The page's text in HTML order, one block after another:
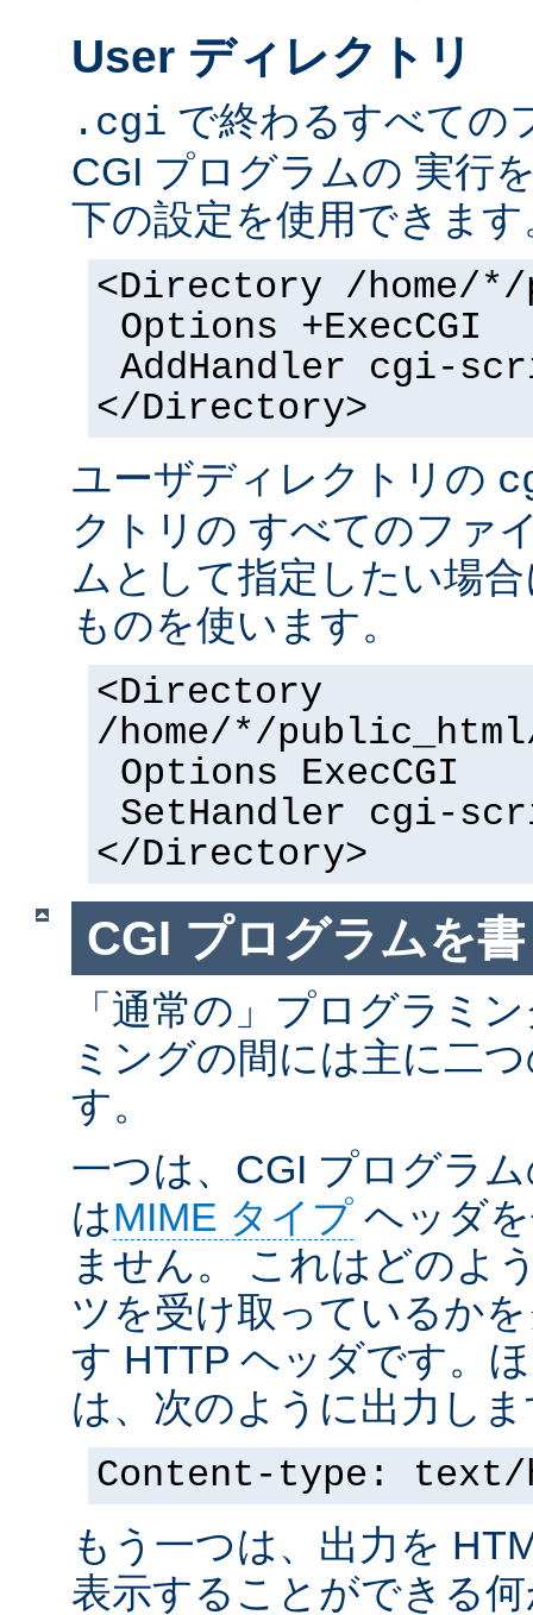
User ディレクトリ
.cgi で終わるすべての
CGI プログラムの 実行
下の設定を使用できます
<Directory /home/
Options +ExecCGI
AddHandler cgi-
</Directory>
ユーザディレクトリの
クトリの すべてのファ
ムとして指定したい場
ものを使います。
<Directory
/home/*/
Options ExecCGI
SetHandler cgi-
</Directory>
CGI プログラムを
「通常の」プログラミ
ミングの間には主に二
す。
一つは、CGI プログラ
はMIME タイプ ヘッダ
ません。 これはどのよ
ツを受け取っているか
す HTTP ヘッダです。
は、次のように出力し
Content-type: text/
もう一つは、出力を
表示することができる